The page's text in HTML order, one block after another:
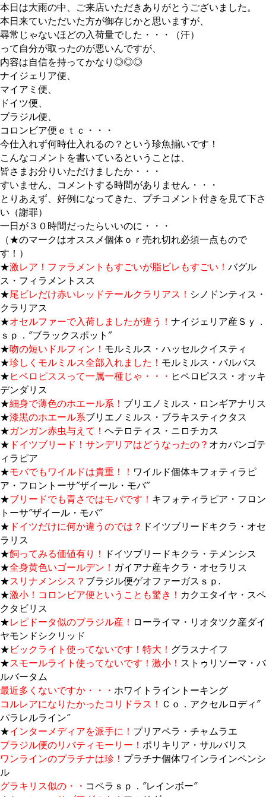
本日は大雨の中、ご来店いただきありがとうございました。
本日来ていただいた方が御存じかと思いますが、
尋常じゃないほどの入荷量でした・・・（汗）
って自分が取ったのが悪いんですが、
内容は自信を持ってかなり◎◎◎
ナイジェリア便、
マイアミ便、
ドイツ便、
ブラジル便、
コロンビア便ｅｔｃ・・・
今仕入れず何時仕入れるの？という珍魚揃いです！
こんなコメントを書いているということは、
皆さまお分りいただけましたか・・・
すいません、コメントする時間がありません・・・
とりあえず、好例になってきた、プチコメント付きを見て下さ
い（謝罪）
一日が３０時間だったらいいのに・・・
（★のマークはオススメ個体ｏｒ売れ切れ必須一点もので
す！）
★激レア！ファラメントもすごいが脂ビレもすごい！ バグル
ス・フィラメントスス
★尾ビレだけ赤いレッドテールクラリアス！ シノドンティス・
クラリアス
★オセルファーで入荷しましたが違う！ ナイジェリア産Ｓｙ．
ｓｐ．″ブラックスポット″
★吻の短いドルフィン！ モルミルス・ハッセルクイスティ
★珍しくモルミルス全部入れました！ モルミルス・パルバス
★ヒペロピススって一属一種じゃ・・ ・ ヒペロピスス・オッキ
デンダリス
★細身で薄色のホエール系！ ブリエノミルス・ロンギアナリス
★漆黒のホエール系ブリエノミルス・ブラキスティクタス
★ガンガン赤虫与えて！ ヘテロティス・ニロチカス
★ ドイツブリード！サンデリアはどうなったの？ オカバンゴテ
ィラピア
★モバでもワイルドは貴重！！ ワイルド個体キフォティラピ
ア・フロントーサ″ザイール・モバ″
★ブリードでも青さではモバです！ キフォティラピア・フロン
トーサ″ザイール・モバ″
★ ドイツだけに何か違うのでは？ ドイツブリードキクラ・オセ
ラリス
★飼ってみる価値有り！ ドイツブリードキクラ・テメンシス
★全身黄色いゴールデン！ ガイアナ産キクラ・オセラリス
★スリナメンシス？ ブラジル便ゲオファーガスｓｐ.
★激小！コロンビア便ということも驚き！ カクエタイヤ・スペ
クタビリス
★レピドータ似のブラジル産！ ローライマ・リオタツク産ダイ
ヤモンドシクリッド
★ビックライト使ってないです！ 特大！ グラスナイフ
★スモールライト使ってないです！激小！ ストゥリソーマ・バ
ルバータム
最近多くないですか・・ ・ ホワイトライントーキング
コルレアになりたかったコリドラス！ Ｃｏ．アクセルロディ″
パラレルライン″
★インターメディアを派手に！ プリアペラ・チャムラエ
ブラジル便のリバティモーリー！ ポリキリア・サルバリス
ワンラインのプラチナは珍！ プラチナ個体ワインラインペンシ
ル
グラキリス似の・・ コペラｓｐ．″レインボー″